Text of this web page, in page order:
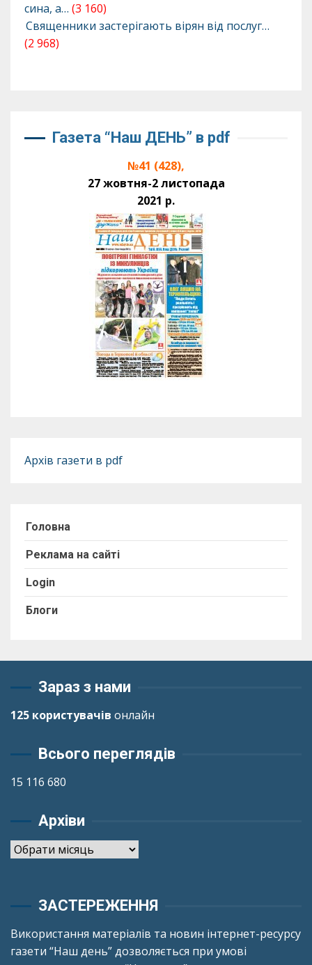
сина, а… (3 160)
Священники застерігають вірян від послуг…
(2 968)
Газета “Наш ДЕНЬ” в pdf
№41 (428),
27 жовтня-2 листопада
2021 р.
Архів газети в pdf
Головна
Реклама на сайті
Login
Блоги
Зараз з нами
125 користувачів онлайн
Всього переглядів
15 116 680
Архіви
Архіви
ЗАСТЕРЕЖЕННЯ
Використання матеріалів та новин інтернет-ресурсу
газети “Наш день” дозволяється при умові